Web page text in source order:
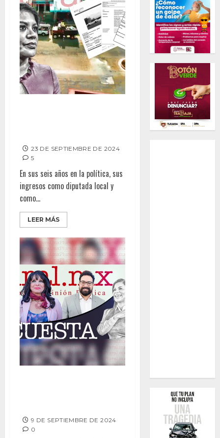
23 DE SEPTIEMBRE DE 2024
5
En sus seis años en la política, sus
ingresos como diputada local y
como...
LEER MÁS
9 DE SEPTIEMBRE DE 2024
0